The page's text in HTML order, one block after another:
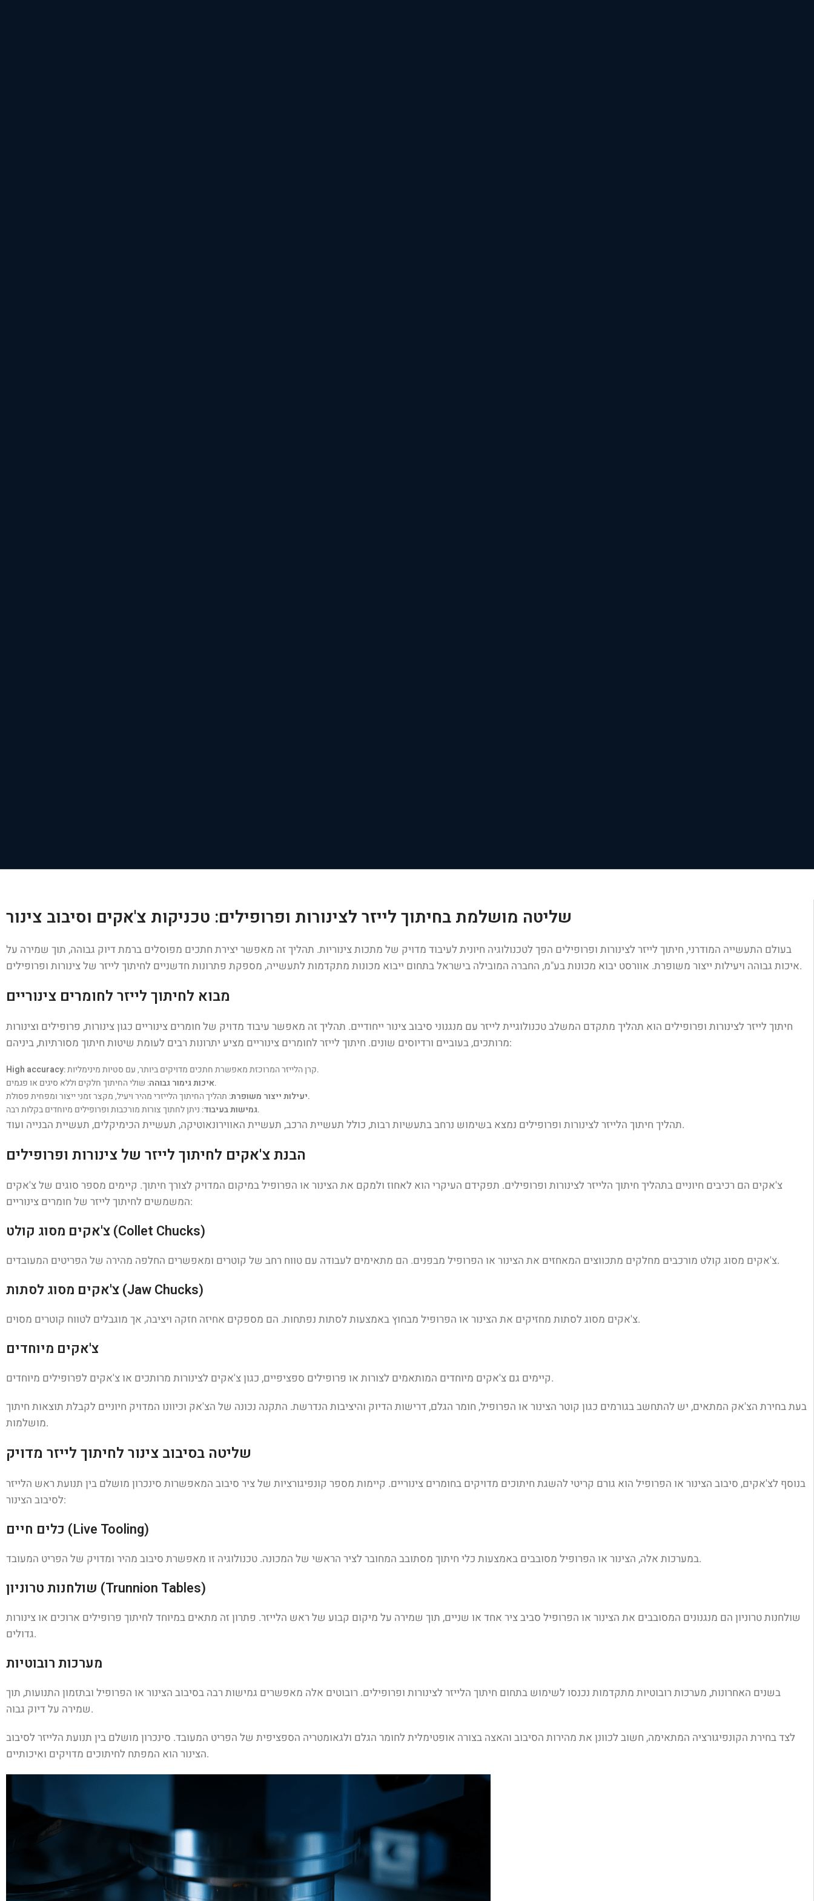
שליטה מושלמת בחיתוך לייזר לצינורות ופרופילים: טכניקות צ'אקים וסיבוב צינור
בעולם התעשייה המודרני, חיתוך לייזר לצינורות ופרופילים הפך לטכנולוגיה חיונית לעיבוד מדויק של מתכות צינוריות. תהליך זה מאפשר יצירת חתכים מפוסלים ברמת דיוק גבוהה, תוך שמירה על
איכות גבוהה ויעילות ייצור משופרת. אוורסט יבוא מכונות בע"מ, החברה המובילה בישראל בתחום ייבוא מכונות מתקדמות לתעשייה, מספקת פתרונות חדשניים לחיתוך לייזר של צינורות ופרופילים.
מבוא לחיתוך לייזר לחומרים צינוריים
חיתוך לייזר לצינורות ופרופילים הוא תהליך מתקדם המשלב טכנולוגיית לייזר עם מנגנוני סיבוב צינור ייחודיים. תהליך זה מאפשר עיבוד מדויק של חומרים צינוריים כגון צינורות, פרופילים וצינורות
מרותכים, בעוביים ורדיוסים שונים. חיתוך לייזר לחומרים צינוריים מציע יתרונות רבים לעומת שיטות חיתוך מסורתיות, ביניהם:
High accuracy
: קרן הלייזר המרוכזת מאפשרת חתכים מדויקים ביותר, עם סטיות מינימליות.
איכות גימור גבוהה: שולי החיתוך חלקים וללא סיגים או פגמים.
יעילות ייצור משופרת: תהליך החיתוך הלייזרי מהיר ויעיל, מקצר זמני ייצור ומפחית פסולת.
גמישות בעיבוד: ניתן לחתוך צורות מורכבות ופרופילים מיוחדים בקלות רבה.
תהליך חיתוך הלייזר לצינורות ופרופילים נמצא בשימוש נרחב בתעשיות רבות, כולל תעשיית הרכב, תעשיית האווירונאוטיקה, תעשיית הכימיקלים, תעשיית הבנייה ועוד.
הבנת צ'אקים לחיתוך לייזר של צינורות ופרופילים
צ'אקים הם רכיבים חיוניים בתהליך חיתוך הלייזר לצינורות ופרופילים. תפקידם העיקרי הוא לאחוז ולמקם את הצינור או הפרופיל במיקום המדויק לצורך חיתוך. קיימים מספר סוגים של צ'אקים
המשמשים לחיתוך לייזר של חומרים צינוריים:
צ'אקים מסוג קולט (Collet Chucks)
צ'אקים מסוג קולט מורכבים מחלקים מתכווצים המאחזים את הצינור או הפרופיל מבפנים. הם מתאימים לעבודה עם טווח רחב של קוטרים ומאפשרים החלפה מהירה של הפריטים המעובדים.
צ'אקים מסוג לסתות (Jaw Chucks)
צ'אקים מסוג לסתות מחזיקים את הצינור או הפרופיל מבחוץ באמצעות לסתות נפתחות. הם מספקים אחיזה חזקה ויציבה, אך מוגבלים לטווח קוטרים מסוים.
צ'אקים מיוחדים
קיימים גם צ'אקים מיוחדים המותאמים לצורות או פרופילים ספציפיים, כגון צ'אקים לצינורות מרותכים או צ'אקים לפרופילים מיוחדים.
בעת בחירת הצ'אק המתאים, יש להתחשב בגורמים כגון קוטר הצינור או הפרופיל, חומר הגלם, דרישות הדיוק והיציבות הנדרשת. התקנה נכונה של הצ'אק וכיוונו המדויק חיוניים לקבלת תוצאות חיתוך
מושלמות.
שליטה בסיבוב צינור לחיתוך לייזר מדויק
בנוסף לצ'אקים, סיבוב הצינור או הפרופיל הוא גורם קריטי להשגת חיתוכים מדויקים בחומרים צינוריים. קיימות מספר קונפיגורציות של ציר סיבוב המאפשרות סינכרון מושלם בין תנועת ראש הלייזר
לסיבוב הצינור:
כלים חיים (Live Tooling)
במערכות אלה, הצינור או הפרופיל מסובבים באמצעות כלי חיתוך מסתובב המחובר לציר הראשי של המכונה. טכנולוגיה זו מאפשרת סיבוב מהיר ומדויק של הפריט המעובד.
שולחנות טרוניון (Trunnion Tables)
שולחנות טרוניון הם מנגנונים המסובבים את הצינור או הפרופיל סביב ציר אחד או שניים, תוך שמירה על מיקום קבוע של ראש הלייזר. פתרון זה מתאים במיוחד לחיתוך פרופילים ארוכים או צינורות
גדולים.
מערכות רובוטיות
בשנים האחרונות, מערכות רובוטיות מתקדמות נכנסו לשימוש בתחום חיתוך הלייזר לצינורות ופרופילים. רובוטים אלה מאפשרים גמישות רבה בסיבוב הצינור או הפרופיל ובתזמון התנועות, תוך
שמירה על דיוק גבוה.
לצד בחירת הקונפיגורציה המתאימה, חשוב לכוונן את מהירות הסיבוב והאצה בצורה אופטימלית לחומר הגלם ולגאומטריה הספציפית של הפריט המעובד. סינכרון מושלם בין תנועת הלייזר לסיבוב
הצינור הוא המפתח לחיתוכים מדויקים ואיכותיים.